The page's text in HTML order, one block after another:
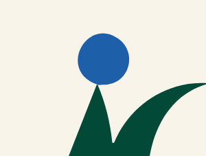
鹿教湯病院 豊殿診療所
迷惑行為について